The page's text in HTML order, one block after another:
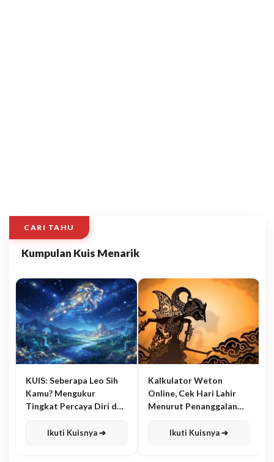
CARI TAHU
Kumpulan Kuis Menarik
KUIS: Seberapa Leo Sih
Kamu? Mengukur
Tingkat Percaya Diri dan
Ikuti Kuisnya ➔
Kalkulator Weton
Online, Cek Hari Lahir
Menurut Penanggalan
Ikuti Kuisnya ➔